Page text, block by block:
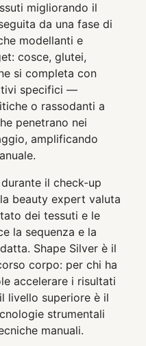
migliorando il
da una fase di
modellanti e
cosce, glutei,
si completa con
specifici —
o rassodanti a
penetrano nei
amplificando
il check-up
beauty expert valuta
dei tessuti e le
la sequenza e la
Shape Silver è il
corpo: per chi ha
accelerare i risultati
livello superiore è il
strumentali
manuali.